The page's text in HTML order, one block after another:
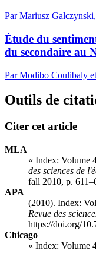
Par Mariusz
Étude du
du secondaire au
Par Modibo Coulibaly
Outils de
Citer cet article
MLA
« Index: Volume
des sciences de
fall 2010, p.
APA
(2010). Index:
Revue des
https://doi.org/
Chicago
« Index: Volume